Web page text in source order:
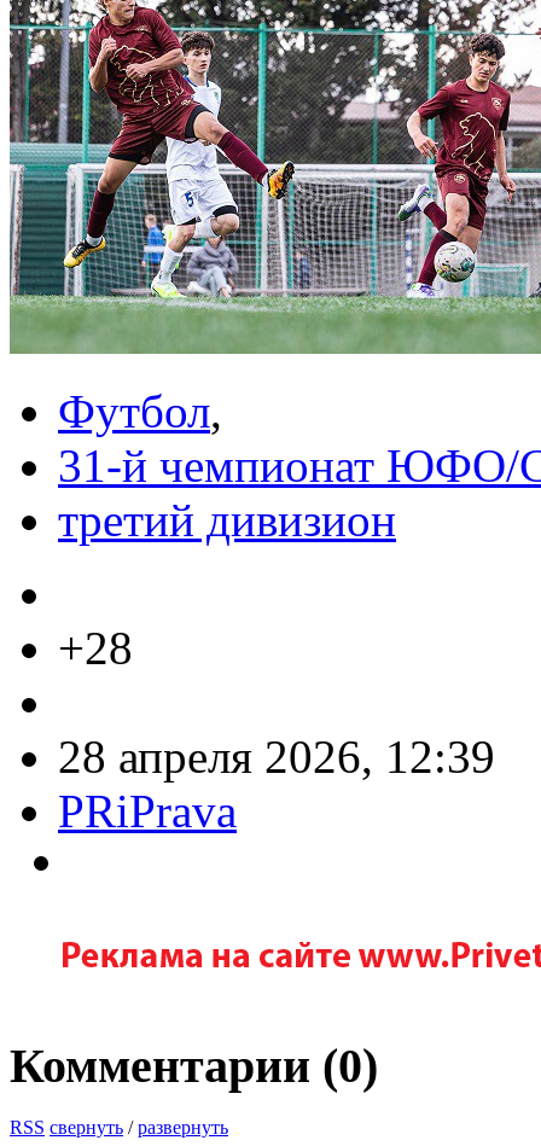
Футбол,
31-й чемпионат
третий дивизион
+28
28 апреля 2026, 12:39
PRiPrava
Комментарии (0)
RSS свернуть /развернуть